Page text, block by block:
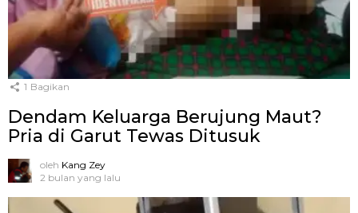
1 Bagikan
Dendam Keluarga Berujung Maut?
Pria di Garut Tewas Ditusuk
oleh Kang Zey
2 bulan yang lalu